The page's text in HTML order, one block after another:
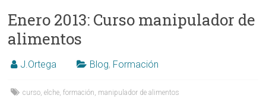
Enero 2013: Curso manipulador de
alimentos
J.Ortega Blog, Formación
curso ,elche ,formación manipulador de alimentos